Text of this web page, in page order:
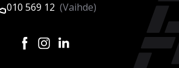
010 569 12 (Vaihde)